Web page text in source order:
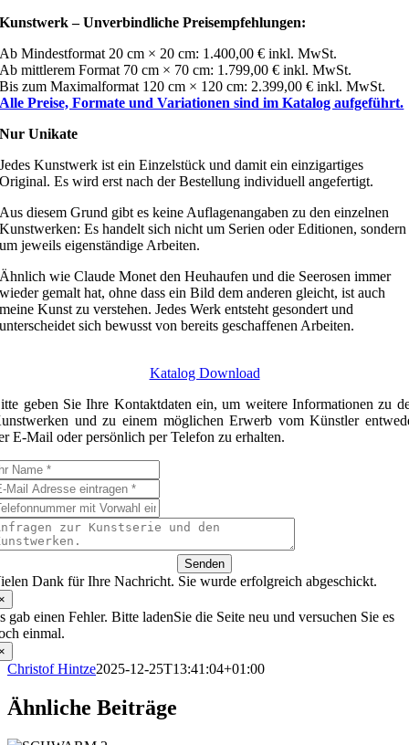
Kunstwerk – Unverbindliche Preisempfehlungen:
Ab Mindestformat 20 cm × 20 cm: 1.400,00 € inkl. MwSt.
Ab mittlerem Format 70 cm × 70 cm: 1.799,00 € inkl. MwSt.
Bis zum Maximalformat 120 cm × 120 cm: 2.399,00 € inkl. MwSt.
Alle Preise, Formate und Variationen sind im Katalog aufgeführt.
Nur Unikate
Jedes Kunstwerk ist ein Einzelstück und damit ein einzigartiges
Original. Es wird erst nach der Bestellung individuell angefertigt.
Aus diesem Grund gibt es keine Auflagenangaben zu den einzelnen
Kunstwerken: Es handelt sich nicht um Serien oder Editionen, sondern
um jeweils eigenständige Arbeiten.
Ähnlich wie Claude Monet den Heuhaufen und die Seerosen immer
wieder gemalt hat, ohne dass ein Bild dem anderen gleicht, ist auch
meine Kunst zu verstehen. Jedes Werk entsteht gesondert und
unterscheidet sich bewusst von bereits geschaffenen Arbeiten.
Katalog Download
geben Sie Ihre Kontaktdaten ein, um weitere Informationen zu
und zu einem möglichen Erwerb vom Künstler
E-Mail oder persönlich per Telefon zu erhalten.
Senden
Dank für Ihre Nachricht. Sie wurde erfolgreich abgeschickt.
gab einen Fehler. Bitte ladenSie die Seite neu und versuchen Sie es
einmal.
Christof Hintze2025-12-25T13:41:04+01:00
Ähnliche Beiträge